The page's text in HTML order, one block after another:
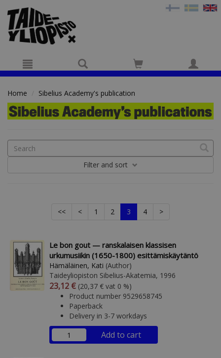
Home Sibelius Academy's publication
Filter and sort
<< < 1 2 3 4 >
Le bon gout — ranskalaisen klassisen
urkumusiikin (1650-1800) esittämiskäytäntö
Hämäläinen, Kati (Author)
Taideyliopiston Sibelius-Akatemia, 1996
Arvonlisäverollinen hinta
23,12 € Excl. vat
(20,37 € vat 0 %)
Product number 9529658745
Paperback
Delivery in 3-7 workdays
Add to cart